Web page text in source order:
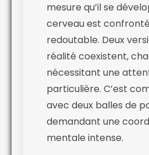
mesure qu’il se
cerveau est
redoutable. Deux
réalité coexistent,
nécessitant une
particulière. C’est
avec deux balles de
demandant une
mentale intense.